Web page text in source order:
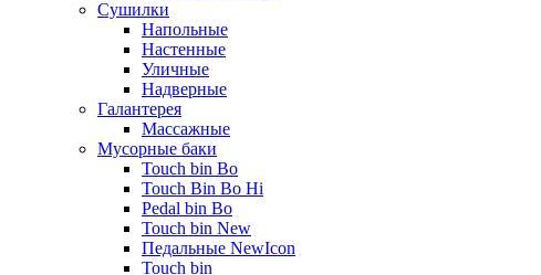
Сушилки
Напольные
Настенные
Уличные
Надверные
Галантерея
Массажные
Мусорные баки
Touch bin Bo
Touch Bin Bo Hi
Pedal bin Bo
Touch bin New
Педальные NewIcon
Touch bin